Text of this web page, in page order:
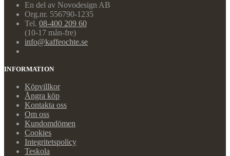
En del av Novodesign AB
Org.nr. 556790-1235
Tel. 08-400 209 60
(10-17 mån-fre)
info@kaffeochte.se
INFORMATION
Köpvillkor
Ångra köp
Kontakta oss
Om oss
Kundomdömen
Cookies
Integritetspolicy
Teskola